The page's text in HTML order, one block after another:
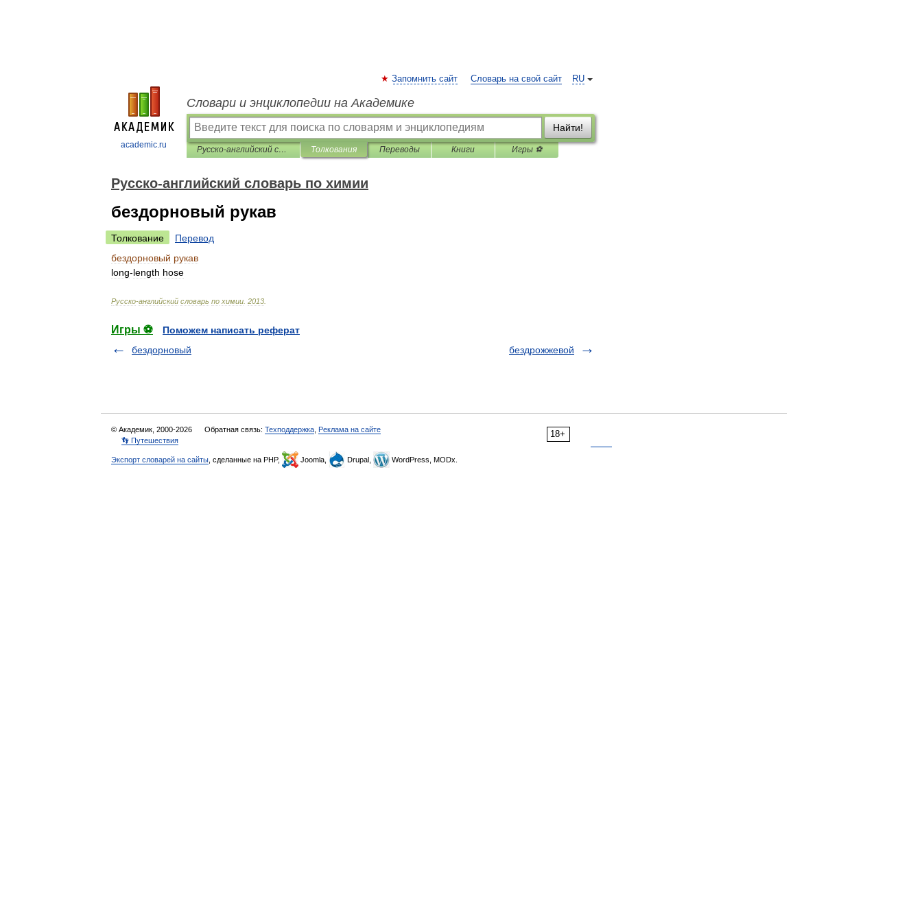
academic.ru
RU
Запомнить сайт Словарь на свой сайт
Словари и энциклопедии на Академике
Найти!
Русско-английский словарь по химии Толкования Переводы Книги Игры ⚽
Русско-английский словарь по химии
бездорновый рукав
Толкование
Перевод
бездорновый рукав
long-length hose
Русско-английский словарь по химии 2013
Игры ⚽
Поможем написать реферат
бездорновый
бездрожжевой
18+
© Академик, 2000-2026 Обратная связь: Техподдержка Реклама на сайте
👣 Путешествия
Экспорт словарей на сайты , сделанные на PHP, Joomla, Drupal, WordPress, MODx.